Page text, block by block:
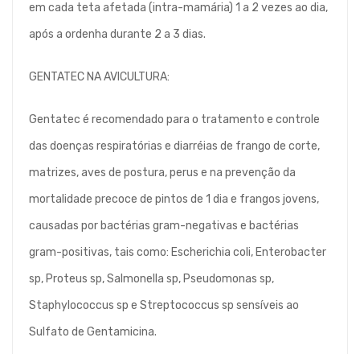
em cada teta afetada (intra-mamária) 1 a 2 vezes ao dia,
após a ordenha durante 2 a 3 dias.
GENTATEC NA AVICULTURA:
Gentatec é recomendado para o tratamento e controle
das doenças respiratórias e diarréias de frango de corte,
matrizes, aves de postura, perus e na prevenção da
mortalidade precoce de pintos de 1 dia e frangos jovens,
causadas por bactérias gram-negativas e bactérias
gram-positivas, tais como: Escherichia coli, Enterobacter
sp, Proteus sp, Salmonella sp, Pseudomonas sp,
Staphylococcus sp e Streptococcus sp sensíveis ao
Sulfato de Gentamicina.